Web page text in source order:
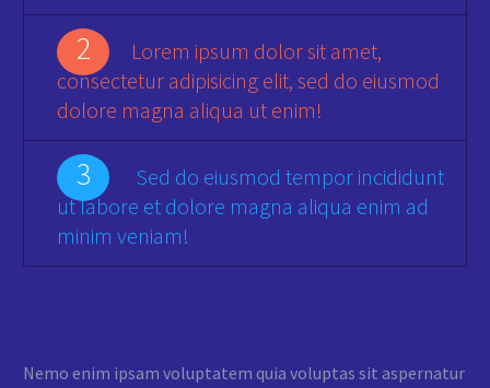
2
Lorem ipsum dolor sit amet,
consectetur adipisicing elit, sed do eiusmod
dolore magna aliqua ut enim!
3
Sed do eiusmod tempor incididunt
ut labore et dolore magna aliqua enim ad
minim veniam!
Nemo enim ipsam voluptatem quia voluptas sit aspernatur